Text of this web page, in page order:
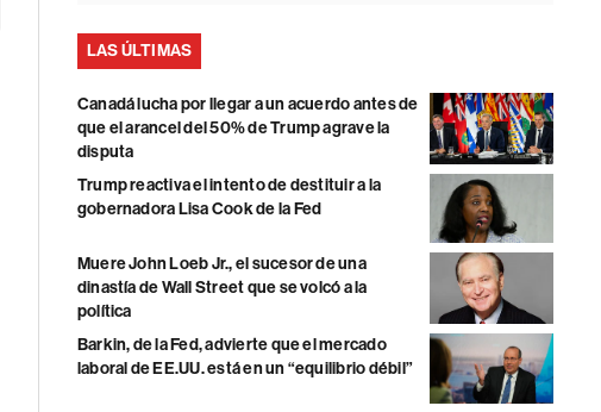
LAS ÚLTIMAS
Canadá lucha por llegar a un acuerdo antes de
que el arancel del 50% de Trump agrave la
disputa
Trump reactiva el intento de destituir a la
gobernadora Lisa Cook de la Fed
Muere John Loeb Jr., el sucesor de una
dinastía de Wall Street que se volcó a la
política
Barkin, de la Fed, advierte que el mercado
laboral de EE.UU. está en un “equilibrio débil”